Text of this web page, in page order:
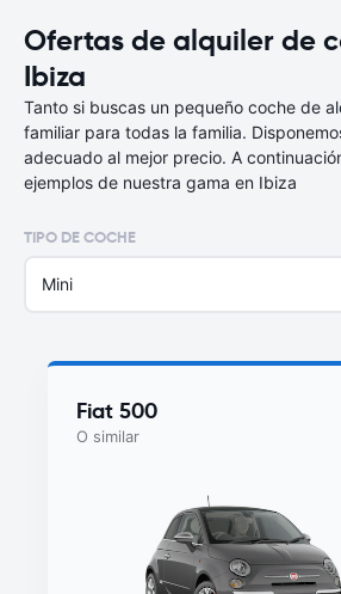
Ofertas de alquiler de
Ibiza
Tanto si buscas un pequeño coche de
familiar para todas la familia.
adecuado al mejor precio. A
ejemplos de nuestra gama en Ibiza
TIPO DE COCHE
Mini
Fiat 500
O similar